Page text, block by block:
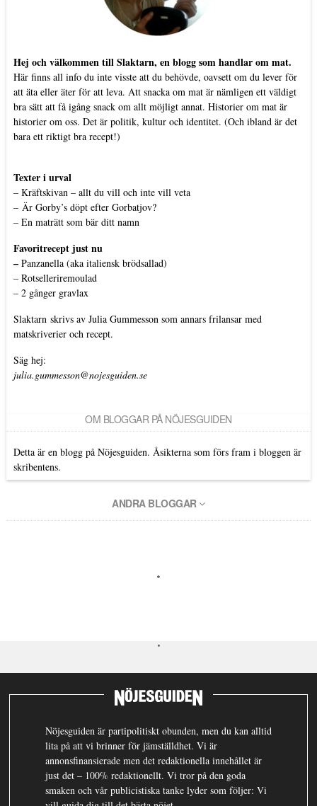
Hej och välkommen till Slaktarn, en blogg som handlar om mat.
Här finns all info du inte visste att du behövde, oavsett om du lever för
att äta eller äter för att leva. Att snacka om mat är nämligen ett väldigt
bra sätt att få igång snack om allt möjligt annat. Historier om mat är
historier om oss. Det är politik, kultur och identitet. (Och ibland är det
bara ett riktigt bra recept!)
Texter i urval
– Kräftskivan – allt du vill och inte vill veta
– Är Gorby’s döpt efter Gorbatjov?
– En maträtt som bär ditt namn
Favoritrecept just nu
– Panzanella (aka italiensk brödsallad)
– Rotselleriremoulad
– 2 gånger gravlax
Slaktarn skrivs av Julia Gummesson som annars frilansar med
matskriverier och recept.
Säg hej:
julia.gummesson@nojesguiden.se
OM BLOGGAR PÅ NÖJESGUIDEN
Detta är en blogg på Nöjesguiden. Åsikterna som förs fram i bloggen är
skribentens.
ANDRA BLOGGAR
Nöjesguiden är partipolitiskt obunden, men du kan alltid
lita på att vi brinner för jämställdhet. Vi är
annonsfinansierade men det redaktionella innehållet är
just det – 100% redaktionellt. Vi tror på den goda
smaken och vår publicistiska tanke lyder som följer: Vi